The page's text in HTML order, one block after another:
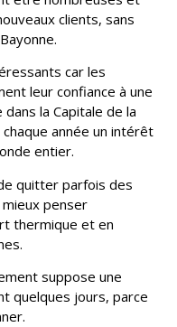
clients, sans
car les
leur confiance à une
la Capitale de la
année un intérêt
entier.
quitter parfois des
penser
thermique et en
suppose une
quelques jours, parce